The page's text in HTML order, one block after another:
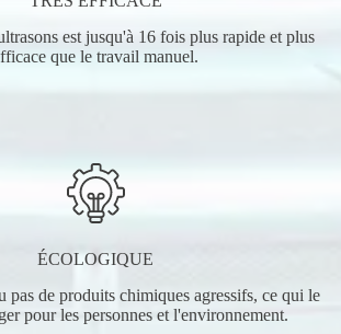
est jusqu'à 16 fois plus rapide et plus
que le travail manuel.
ÉCOLOGIQUE
pas de produits chimiques agressifs, ce qui le
pour les personnes et l'environnement.